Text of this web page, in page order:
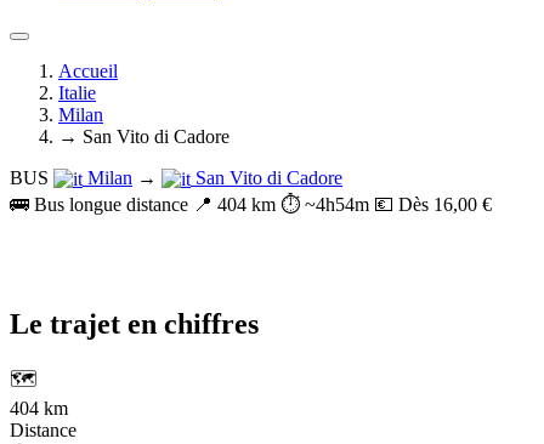
Accueil
Italie
Milan
→ San Vito di Cadore
BUS
Milan →
San Vito di Cadore
🚌 Bus longue distance 📍 404 km ⏱️ ~4h54m 💶 Dès 16,00 €
Le trajet en chiffres
🗺️
404 km
Distance